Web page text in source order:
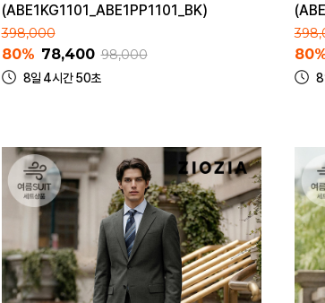
(ABE1KG1101_ABE1PP1101_BK)
398,000
80% 78,400 98,000
8일 4시간 50초 8